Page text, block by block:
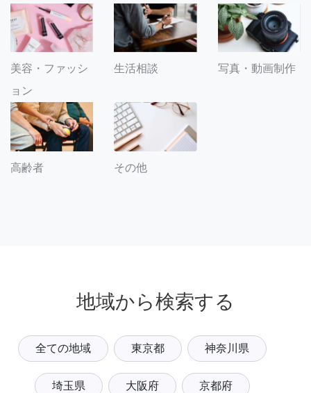
美容・ファッシ
ョン
生活相談 写真・動画制作
高齢者 その他
地域から検索する
全ての地域 東京都 神奈川県
埼玉県 大阪府 京都府